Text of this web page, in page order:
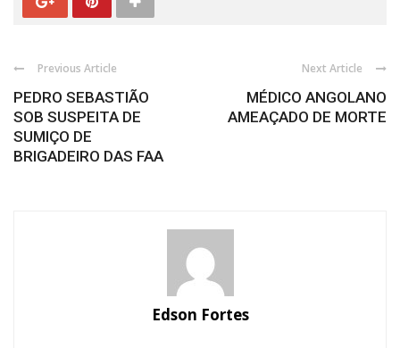
Previous Article
PEDRO SEBASTIÃO
SOB SUSPEITA DE
SUMIÇO DE
BRIGADEIRO DAS FAA
Next Article
MÉDICO ANGOLANO
AMEAÇADO DE MORTE
Edson Fortes